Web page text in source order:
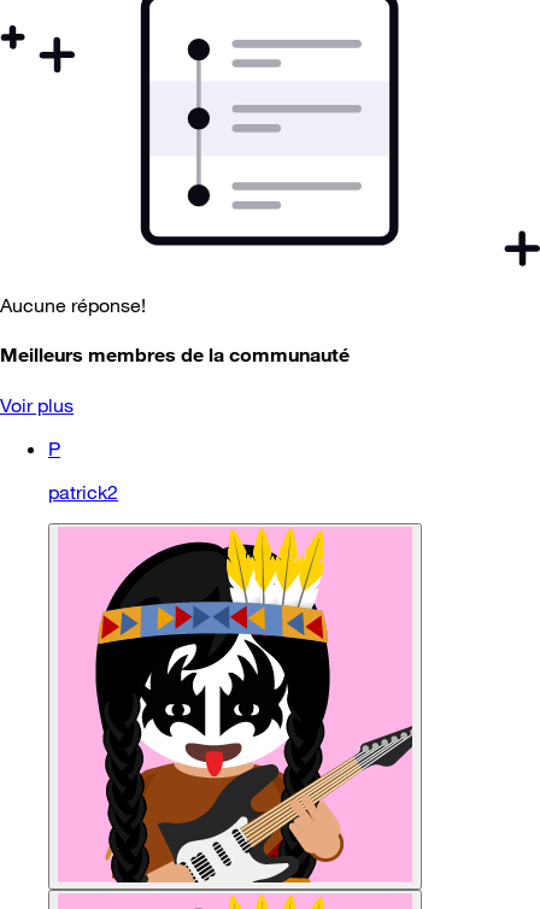
Aucune réponse!
Meilleurs membres de la communauté
Voir plus
P
patrick2